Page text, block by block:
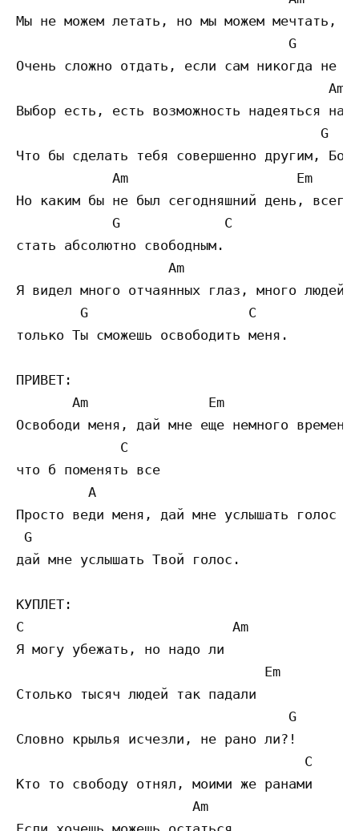
Мы не можем летать, но мы можем мечтать, и
G
Очень сложно отдать, если сам никогда не
Am
Выбор есть, есть возможность надеяться на
G
Что бы сделать тебя совершенно другим,
Am
Но каким бы не был сегодняшний день,
            G             C
стать абсолютно свободным.
Am
Я видел много отчаянных глаз, много
        G                    C
только Ты сможешь освободить меня.
ПРИВЕТ:
Am               Em
Освободи меня, дай мне еще немного
             C
что б поменять все
Просто веди меня, дай мне услышать голос
G
дай мне услышать Твой голос.
КУПЛЕТ:
C                          Am
Я могу убежать, но надо ли
                               Em
Столько тысяч людей так падали
                                  G
Словно крылья исчезли, не рано ли?!
                                    C
Кто то свободу отнял, моими же ранами
                      Am